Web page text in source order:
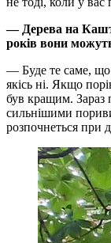
— Дерева на
років вони
— Буде те саме, що
якісь ні. Якщо
був кращим. Зараз
сильнішими
розпочнеться при